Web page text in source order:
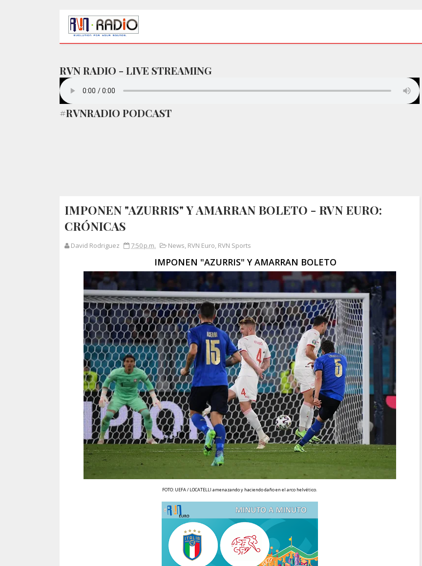
RVN RADIO - LIVE STREAMING
#RVNRADIO PODCAST
IMPONEN "AZURRIS" Y AMARRAN BOLETO - RVN EURO:
CRÓNICAS
David Rodriguez 7:50 p.m. News, RVN Euro, RVN Sports
IMPONEN "AZURRIS" Y AMARRAN BOLETO
FOTO: UEFA / LOCATELLI amenazando y haciendo daño en el arco helvético.